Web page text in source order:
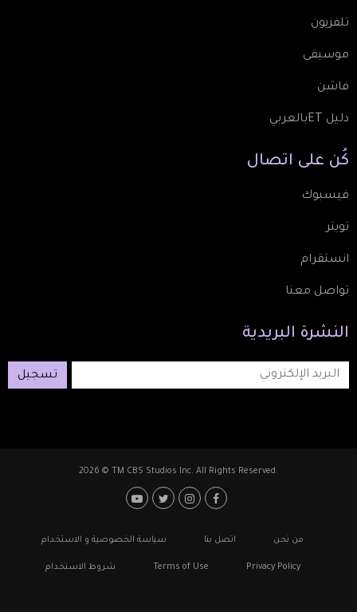
تلفزيون
موسيقى
فاشن
دليل ETبالعربي
كُن على اتصال
فيسبوك
تويتر
انستقرام
تواصل معنا
النشرة البريدية
تسجيل
2026 © TM CBS Studios Inc. All Rights Reserved.
Footer: Social Media
Footerمن نحن اتصل بنا سياسة الخصوصية و الاستخدام
Privacy Policy
Terms of Use شروط الاستخدام